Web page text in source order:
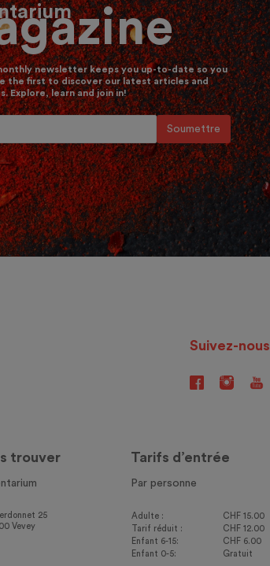
newsletter keeps you up-to-date so you
the first to discover our latest articles and
Explore, learn and join in!
Suivez-nous
trouver
25
Vevey
Tarifs d’entrée
Par personne
Adulte :
CHF 15.00
Tarif réduit :
CHF 12.00
Enfant 6-15:
CHF 6.00
Enfant 0-5:
Gratuit